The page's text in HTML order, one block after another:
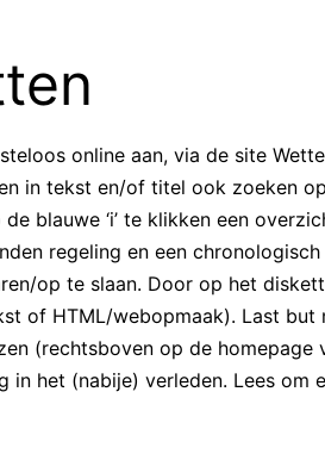
online aan, via de site
in tekst en/of titel ook zoeken
blauwe ‘i’ te klikken een
regeling en een
op te slaan. Door op het
HTML/webopmaak). Last but
(rechtsboven op de homepage
het (nabije) verleden. Lees om